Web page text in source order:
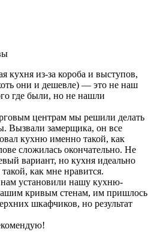
кухня из-за короба и выступов,
они и дешевле) — это не наш
где были, но не нашли
центрам мы решили делать
Вызвали замерщика, он все
кухню именно такой, как
сложилась окончательно. Не
вариант, но кухня идеально
как мне нравится.
установили нашу кухню-
кривым стенам, им пришлось
шкафчиков, но результат